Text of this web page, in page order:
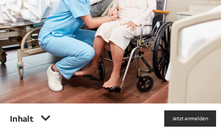
Kliniken
Apotheken
Kooperationen
Karriere
Inhalt Jetzt anmelden